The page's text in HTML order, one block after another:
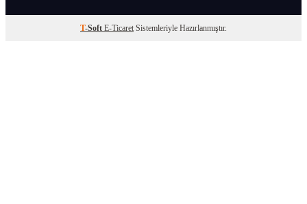
T-Soft E-Ticaret Sistemleriyle Hazırlanmıştır.